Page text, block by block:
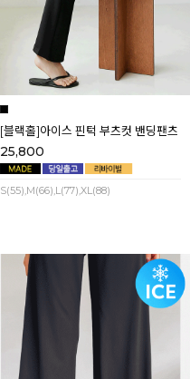
[블랙홀]아이스 핀턱 부츠컷 밴딩팬츠
25,800
S(55),M(66),L(77),XL(88)